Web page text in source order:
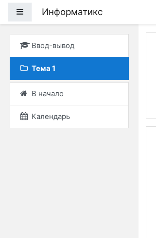
Боковая панель
Информатикс
Ввод-вывод
Тема 1
В начало
Календарь